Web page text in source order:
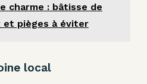
charme : bâtisse de
pièges à éviter
local